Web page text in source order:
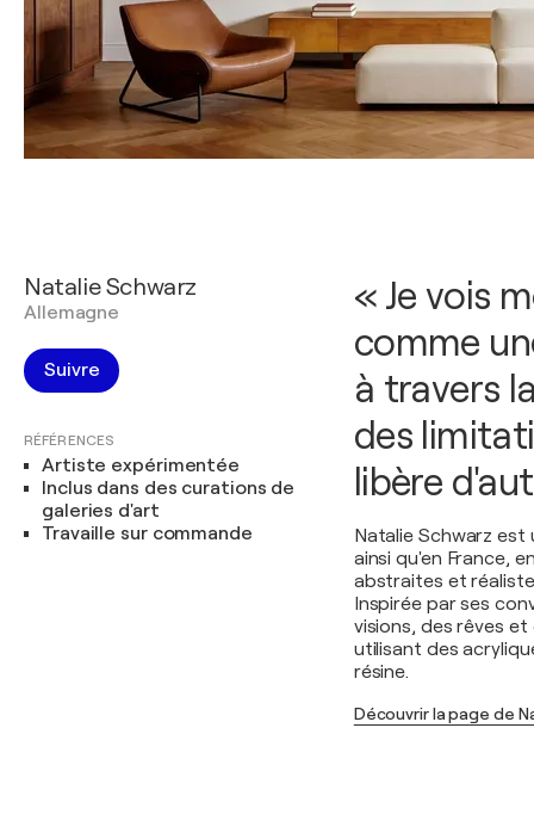
Natalie Schwarz
Allemagne
Suivre
RÉFÉRENCES
Artiste expérimentée
Inclus dans des curations de
galeries d'art
Travaille sur commande
« Je vois
comme
à travers
des
libère
Natalie Schwarz est
ainsi qu'en France,
abstraites et
Inspirée par ses
visions, des rêves
utilisant des
résine.
Découvrir la page de